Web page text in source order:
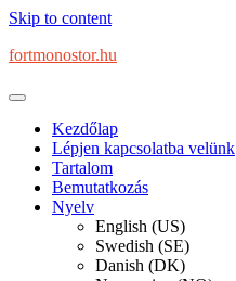
Skip to content
fortmonostor.hu
Kezdőlap
Lépjen kapcsolatba velünk
Tartalom
Bemutatkozás
Nyelv
English (US)
Swedish (SE)
Danish (DK)